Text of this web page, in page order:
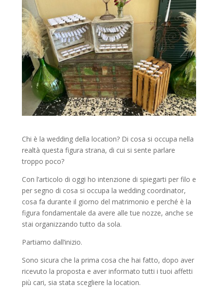
Chi è la wedding della location? Di cosa si occupa nella
realtà questa figura strana, di cui si sente parlare
troppo poco?
Con l’articolo di oggi ho intenzione di spiegarti per filo e
per segno di cosa si occupa la wedding coordinator,
cosa fa durante il giorno del matrimonio e perché è la
figura fondamentale da avere alle tue nozze, anche se
stai organizzando tutto da sola.
Partiamo dall’inizio.
Sono sicura che la prima cosa che hai fatto, dopo aver
ricevuto la proposta e aver informato tutti i tuoi affetti
più cari, sia stata scegliere la location.